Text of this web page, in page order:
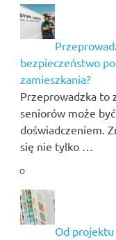
bezpieczeństwo
zamieszkania?
Przeprowadzka to
seniorów może
doświadczeniem.
się nie tylko …
Od